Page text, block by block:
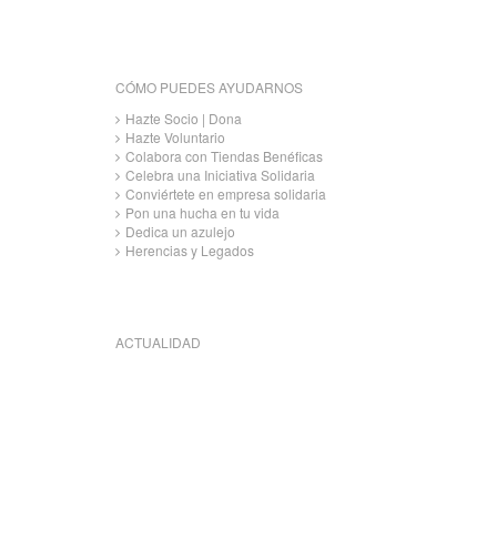
CÓMO PUEDES AYUDARNOS
Hazte Socio | Dona
Hazte Voluntario
Colabora con Tiendas Benéficas
Celebra una Iniciativa Solidaria
Conviértete en empresa solidaria
Pon una hucha en tu vida
Dedica un azulejo
Herencias y Legados
ACTUALIDAD